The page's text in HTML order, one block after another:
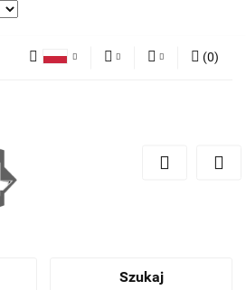
Dodaj zgłoszenie
(0)
Szukaj